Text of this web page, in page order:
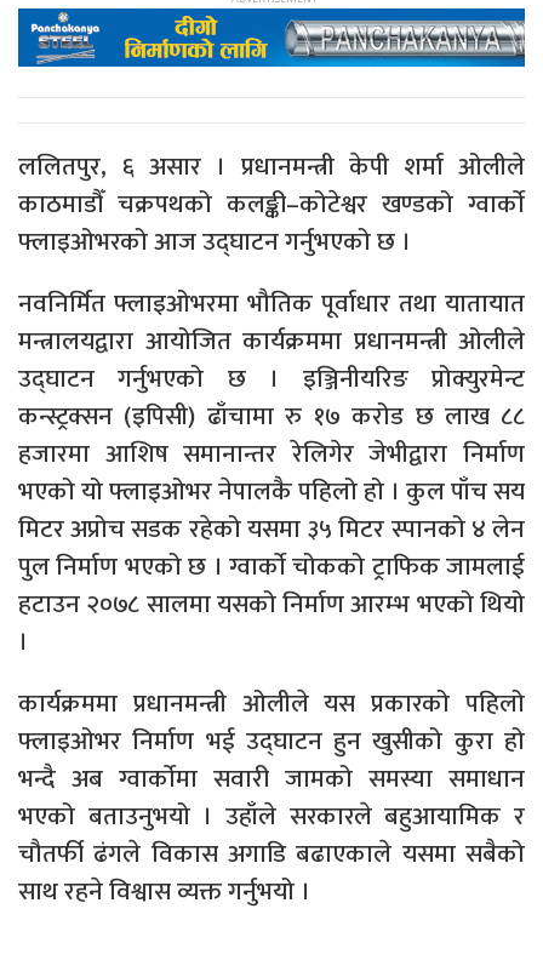
ललितपुर, ६ असार । प्रधानमन्त्री केपी शर्मा ओलीले
काठमाडौँ चक्रपथको कलङ्की–कोटेश्वर खण्डको ग्वार्काे
फ्लाइओभरको आज उद्घाटन गर्नुभएको छ ।
नवनिर्मित फ्लाइओभरमा भौतिक पूर्वाधार तथा यातायात
मन्त्रालयद्वारा आयोजित कार्यक्रममा प्रधानमन्त्री ओलीले
उद्घाटन गर्नुभएको छ । इञ्जिनीयरिङ प्रोक्युरमेन्ट
कन्स्ट्रक्सन (इपिसी) ढाँचामा रु १७ करोड छ लाख ८८
हजारमा आशिष समानान्तर रेलिगेर जेभीद्वारा निर्माण
भएको यो फ्लाइओभर नेपालकै पहिलो हो । कुल पाँच सय
मिटर अप्रोच सडक रहेको यसमा ३५ मिटर स्पानको ४ लेन
पुल निर्माण भएको छ । ग्वार्काे चोकको ट्राफिक जामलाई
हटाउन २०७८ सालमा यसको निर्माण आरम्भ भएको थियो
।
कार्यक्रममा प्रधानमन्त्री ओलीले यस प्रकारको पहिलो
फ्लाइओभर निर्माण भई उद्घाटन हुन खुसीको कुरा हो
भन्दै अब ग्वार्काेमा सवारी जामको समस्या समाधान
भएको बताउनुभयो । उहाँले सरकारले बहुआयामिक र
चौतर्फी ढंगले विकास अगाडि बढाएकाले यसमा सबैको
साथ रहने विश्वास व्यक्त गर्नुभयो ।